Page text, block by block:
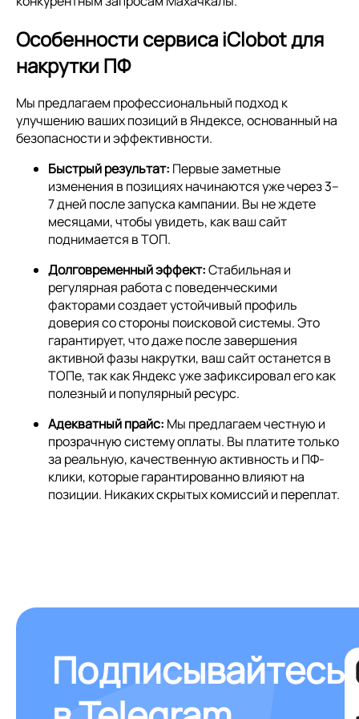
Особенности сервиса iClobot для
накрутки ПФ
Мы предлагаем профессиональный подход к
улучшению ваших позиций в Яндексе, основанный на
безопасности и эффективности.
Быстрый результат: Первые заметные
изменения в позициях начинаются уже через 3–
7 дней после запуска кампании. Вы не ждете
месяцами, чтобы увидеть, как ваш сайт
поднимается в ТОП.
Долговременный эффект:Стабильная и
регулярная работа с поведенческими
факторами создает устойчивый профиль
доверия со стороны поисковой системы. Это
гарантирует, что даже после завершения
активной фазы накрутки, ваш сайт останется в
ТОПе, так как Яндекс уже зафиксировал его как
полезный и популярный ресурс.
Адекватный прайс: Мы предлагаем честную и
прозрачную систему оплаты. Вы платите только
за реальную, качественную активность и ПФ-
клики, которые гарантированно влияют на
позиции. Никаких скрытых комиссий и переплат.
Подписывайтесь